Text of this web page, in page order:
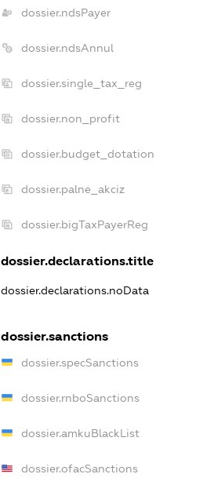
dossier.ndsPayer
dossier.ndsAnnul
dossier.single_tax_reg
dossier.non_profit
dossier.budget_dotation
dossier.palne_akciz
dossier.bigTaxPayerReg
dossier.declarations.title
dossier.declarations.noData
dossier.sanctions
dossier.specSanctions
dossier.rnboSanctions
dossier.amkuBlackList
dossier.ofacSanctions